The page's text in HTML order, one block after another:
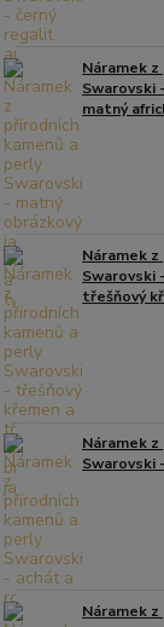
Náramek
Swarovski
matný
Náramek
Swarovski
třešňový
Náramek
Swarovski
Náramek